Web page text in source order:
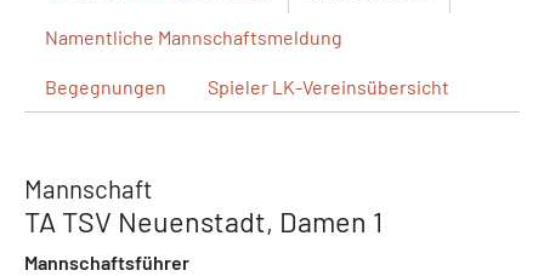
Namentliche Mannschaftsmeldung
Begegnungen Spieler LK-Vereinsübersicht
Mannschaft
TA TSV Neuenstadt, Damen 1
Mannschaftsführer